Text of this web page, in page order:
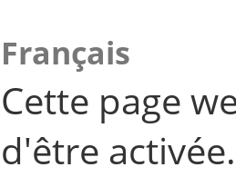
Français
Cette page
d'être